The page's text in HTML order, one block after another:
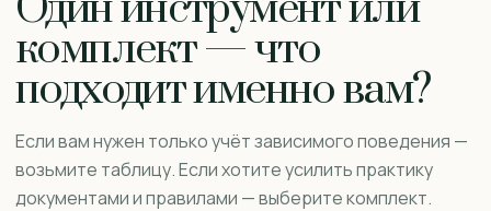
комплект — что
подходит именно вам?
Если вам нужен только учёт зависимого поведения —
возьмите таблицу. Если хотите усилить практику
документами и правилами — выберите комплект.